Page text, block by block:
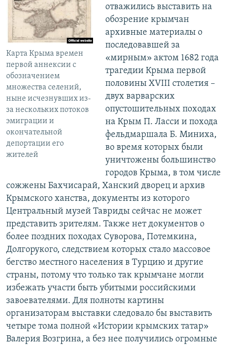
Карта Крыма времен
первой аннексии с
обозначением
множества селений,
ныне исчезнувших из-
за нескольких потоков
эмиграции и
окончательной
депортации его
жителей
отважились выставить на
обозрение крымчан
архивные материалы о
последовавшей за
«мирным» актом 1682 года
трагедии Крыма первой
половины XVIII столетия –
двух варварских
опустошительных походах
на Крым П. Ласси и похода
фельдмаршала Б. Миниха,
во время которых были
уничтожены большинство
городов Крыма, в том числе
сожжены Бахчисарай, Ханский дворец и архив
Крымского ханства, документы из которого
Центральный музей Тавриды сейчас не может
представить зрителям. Также нет документов о
более поздних походах Суворова, Потемкина,
Долгорукого, следствием которых стало массовое
бегство местного населения в Турцию и другие
страны, потому что только так крымчане могли
избежать участи быть убитыми российскими
завоевателями. Для полноты картины
организаторам выставки следовало бы выставить
четыре тома полной «Истории крымских татар»
Валерия Возгрина, а без нее получились огромные